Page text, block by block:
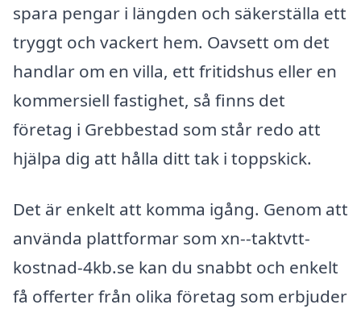
spara pengar i längden och säkerställa ett
tryggt och vackert hem. Oavsett om det
handlar om en villa, ett fritidshus eller en
kommersiell fastighet, så finns det
företag i Grebbestad som står redo att
hjälpa dig att hålla ditt tak i toppskick.
Det är enkelt att komma igång. Genom att
använda plattformar som xn--taktvtt-
kostnad-4kb.se kan du snabbt och enkelt
få offerter från olika företag som erbjuder